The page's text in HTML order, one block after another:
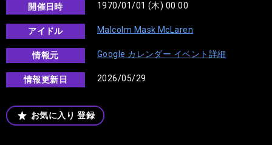
開催日時 1970/01/01 (木) 00:00
アイドル Malcolm Mask McLaren
情報元 Google カレンダー イベント詳細
情報更新日 2026/05/29
お気に入り 登録